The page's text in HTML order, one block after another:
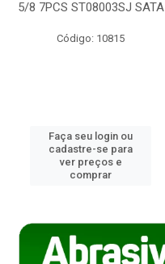
5/8 7PCS ST08003SJ SATA
Código: 10815
Faça seu login ou
cadastre-se para
ver preços e
comprar